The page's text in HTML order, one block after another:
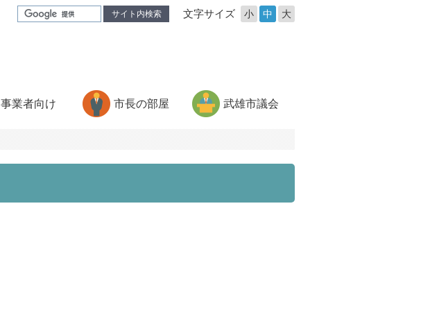
サイト内検索 文字サイズ 小 中 大
事業者向け 市長の部屋 武雄市議会